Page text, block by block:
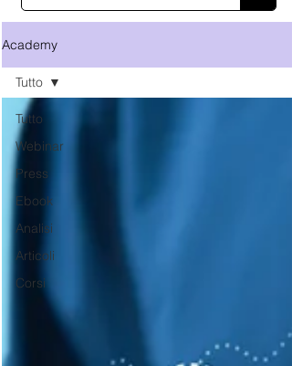
Academy
Tutto
Webinar
Press
Ebook
Analisi
Articoli
Corsi
Tutto